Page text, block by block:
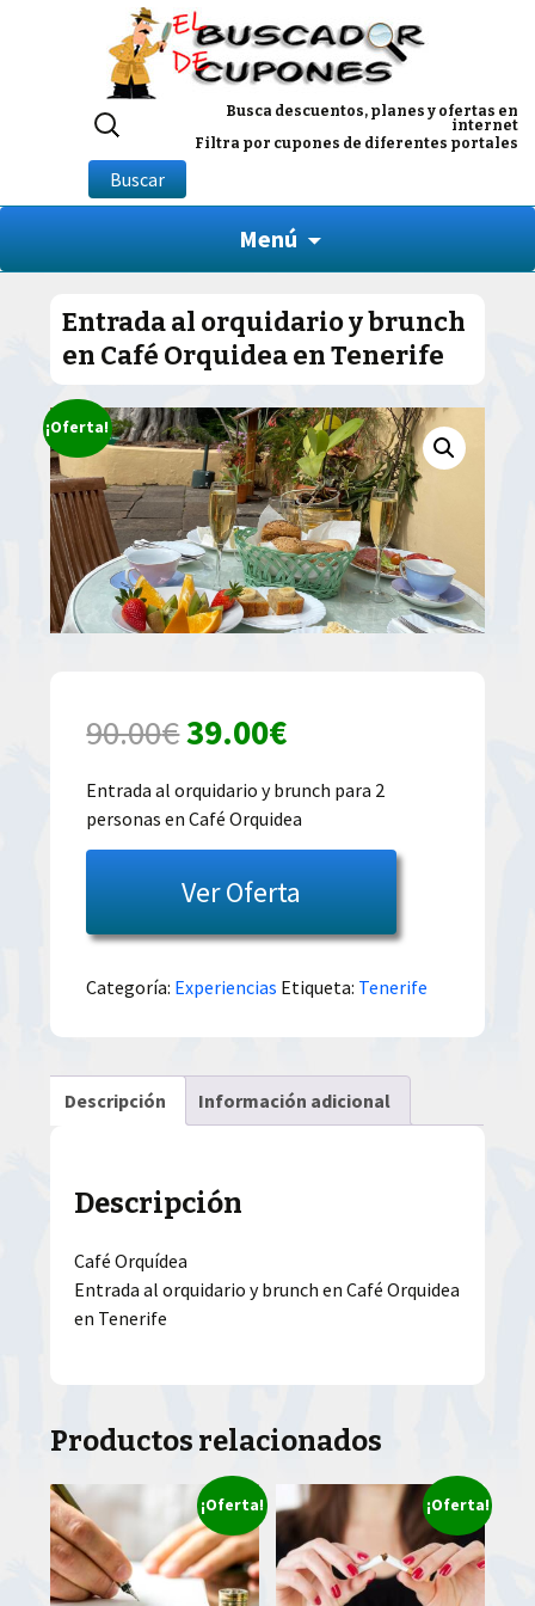
Busca descuentos, planes y ofertas en
internet
Filtra por cupones de diferentes portales
Buscar
por:
Buscar
Menú
Entrada al orquidario y brunch
en Café Orquidea en Tenerife
¡Oferta!
90.00€El
precio
original
era:
90.00€.
39.00€El
precio
actual
es:
39.00€.
Entrada al orquidario y brunch para 2
personas en Café Orquidea
Ver Oferta
Categoría: Experiencias Etiqueta: Tenerife
Descripción Información adicional
Descripción
Café Orquídea
Entrada al orquidario y brunch en Café Orquidea
en Tenerife
Productos relacionados
¡Oferta! ¡Oferta!